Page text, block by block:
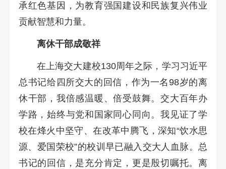
承红色基因，为教育强国建设和民族复兴伟业
贡献智慧和力量。
离休干部成敬祥
在上海交大建校130周年之际，学习习近平
总书记给四所交大的回信，作为一名98岁的离
休干部，我倍感温暖、倍受鼓舞。交大百年办
学路，始终与党和国家同心同向。我见证了学
校在烽火中坚守、在改革中腾飞，深知“饮水思
源、爱国荣校”的校训早已融入交大人血脉。总
书记的回信，是充分肯定，更是殷切嘱托。离